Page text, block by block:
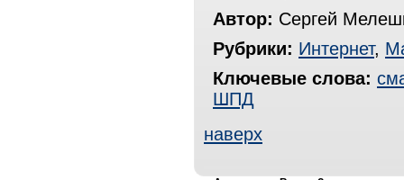
Автор: Сергей
Рубрики: Интернет,
Ключевые слова:
ШПД
наверх